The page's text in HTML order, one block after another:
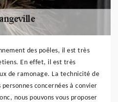
des poêles, il est très
En effet, il est très
de ramonage. La technicité de
concernées à convier
nous pouvons vous proposer